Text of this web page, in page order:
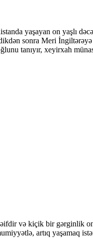
yaşayan on yaşlı
sonra Meri
tanıyır, xeyirxah
və kiçik bir gərginlik
artıq yaşamaq